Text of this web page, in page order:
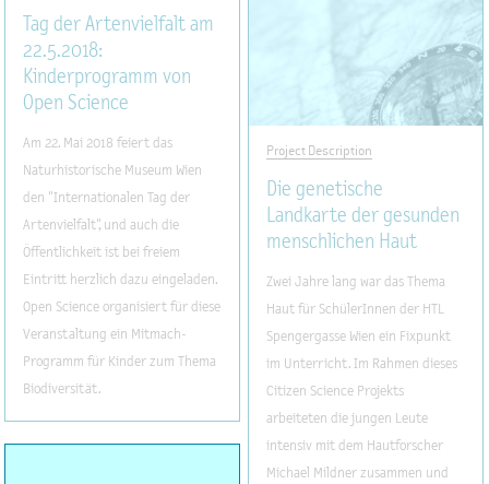
Tag der Artenvielfalt am
22.5.2018:
Kinderprogramm von
Open Science
Am 22. Mai 2018 feiert das
Naturhistorische Museum Wien
den "Internationalen Tag der
Artenvielfalt", und auch die
Öffentlichkeit ist bei freiem
Eintritt herzlich dazu eingeladen.
Open Science organisiert für diese
Veranstaltung ein Mitmach-
Programm für Kinder zum Thema
Biodiversität.
Project Description
Die genetische
Landkarte der gesunden
menschlichen Haut
Zwei Jahre lang war das Thema
Haut für SchülerInnen der HTL
Spengergasse Wien ein Fixpunkt
im Unterricht. Im Rahmen dieses
Citizen Science Projekts
arbeiteten die jungen Leute
intensiv mit dem Hautforscher
Michael Mildner zusammen und